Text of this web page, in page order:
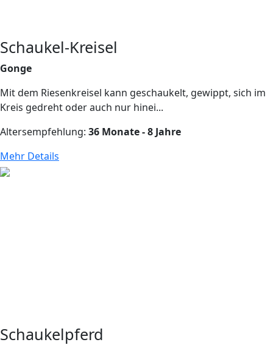
Schaukel-Kreisel
Gonge
Mit dem Riesenkreisel kann geschaukelt, gewippt, sich im
Kreis gedreht oder auch nur hinei...
Altersempfehlung: 36 Monate - 8 Jahre
Mehr Details
Schaukelpferd